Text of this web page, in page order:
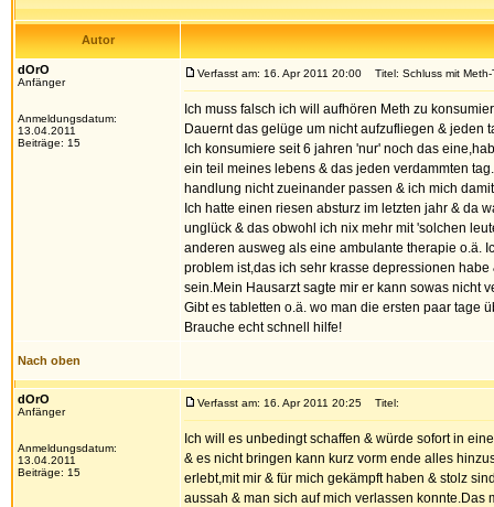
Autor
dOrO
Anfänger
Anmeldungsdatum:
13.04.2011
Beiträge: 15
Verfasst am: 16. Apr 2011 20:00 Titel: Schluss mit
Ich muss falsch ich will aufhören Meth zu
Dauernt das gelüge um nicht aufzufliegen & jeden
Ich konsumiere seit 6 jahren 'nur' noch das
ein teil meines lebens & das jeden verdammten
handlung nicht zueinander passen & ich mich
Ich hatte einen riesen absturz im letzten jahr & da
unglück & das obwohl ich nix mehr mit 'solchen
anderen ausweg als eine ambulante therapie o.ä.
problem ist,das ich sehr krasse depressionen
sein.Mein Hausarzt sagte mir er kann sowas nicht
Gibt es tabletten o.ä. wo man die ersten paar tage
Brauche echt schnell hilfe!
Nach oben
dOrO
Anfänger
Anmeldungsdatum:
13.04.2011
Beiträge: 15
Verfasst am: 16. Apr 2011 20:25 Titel:
Ich will es unbedingt schaffen & würde sofort in
& es nicht bringen kann kurz vorm ende alles
erlebt,mit mir & für mich gekämpft haben & stolz
aussah & man sich auf mich verlassen